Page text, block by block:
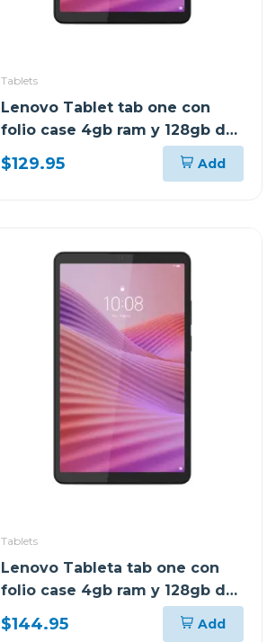
Tablets
Lenovo Tablet tab one con
folio case 4gb ram y 128gb de
almacenamiento wifi gris 113
tb305fu
$129.95 Add
Tablets
Lenovo Tableta tab one con
folio case 4gb ram y 128gb de
almacenamiento lte gris 10147
tb305xu
$144.95 Add